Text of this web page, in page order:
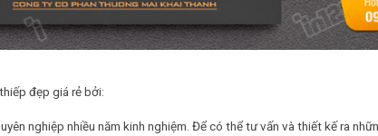
đẹp giá rẻ bởi:
nghiệp nhiều năm kinh nghiệm. Để có thể tư vấn và thiết kế ra